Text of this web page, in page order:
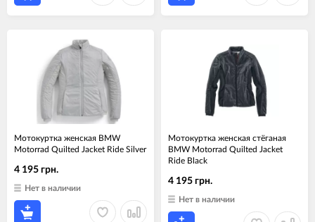
Мотокуртка женская BMW
Motorrad Quilted Jacket Ride Silver
4 195 грн.
Нет в наличии
Мотокуртка женская стёганая
BMW Motorrad Quilted Jacket
Ride Black
4 195 грн.
Нет в наличии